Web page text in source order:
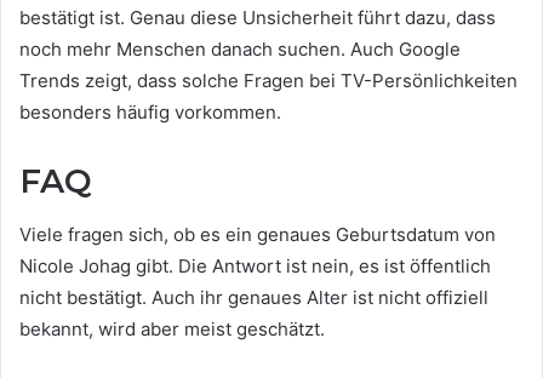
bestätigt ist. Genau diese Unsicherheit führt dazu, dass
noch mehr Menschen danach suchen. Auch Google
Trends zeigt, dass solche Fragen bei TV-Persönlichkeiten
besonders häufig vorkommen.
FAQ
Viele fragen sich, ob es ein genaues Geburtsdatum von
Nicole Johag gibt. Die Antwort ist nein, es ist öffentlich
nicht bestätigt. Auch ihr genaues Alter ist nicht offiziell
bekannt, wird aber meist geschätzt.